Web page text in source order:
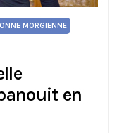
MORGIENNE
en